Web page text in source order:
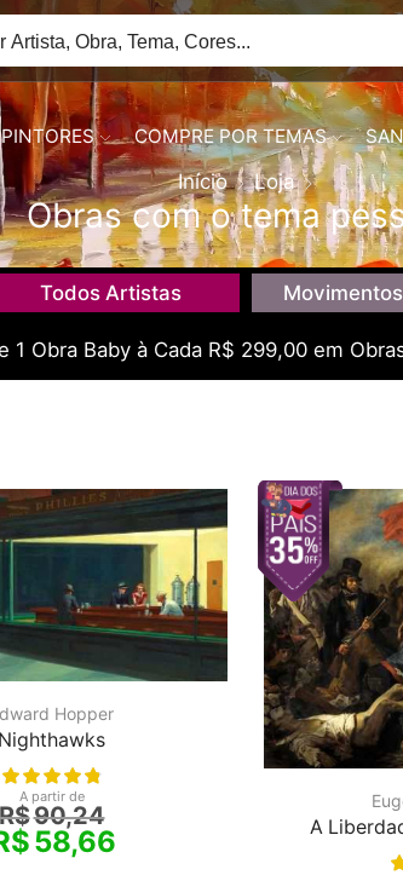
PINTORES COMPRE POR TEMAS
Início Loja
Obras com o tema
Todos Artistas
1 Obra Baby à Cada R$ 299,00 em
Hopper
Nighthawks
A partir de
90,24
58,66 A